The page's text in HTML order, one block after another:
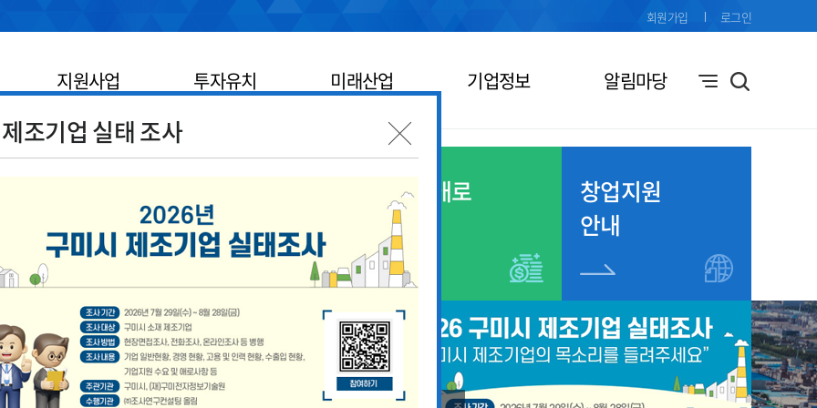
지원사업 투자유치 미래산업 기업정보 알림마당
회원가입 로그인
조기업 실태 조사
기업애로
접수
창업지원
안내